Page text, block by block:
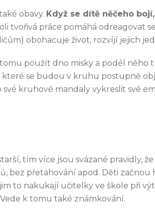
obavy. Když se dítě něčeho
tvořivá práce pomáhá odreagovat
obohacuje život, rozvíjí jejich
použít dno misky a podél
se budou v kruhu postupně
kruhové mandaly vykreslit své
tím více jsou svázané pravidly,
bez přetahování apod. Děti
to nakukají učitelky ve škole při
k tomu také známkování.